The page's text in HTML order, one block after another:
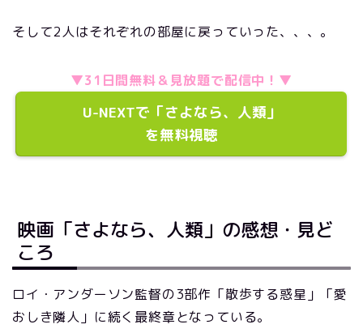
そして2人はそれぞれの部屋に戻っていった、、、。
▼31日間無料＆見放題で配信中！▼
U-NEXTで「さよなら、人類」
を無料視聴
映画「さよなら、人類」の感想・見ど
ころ
ロイ・アンダーソン監督の3部作「散歩する惑星」「愛
おしき隣人」に続く最終章となっている。